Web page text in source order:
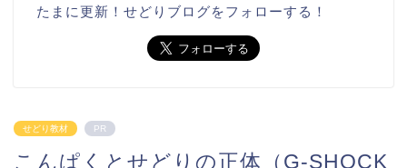
たまに更新！せどりブログをフォローする！
せどり教材 PR
こんぱくとせどりの正体（G-SHOCK